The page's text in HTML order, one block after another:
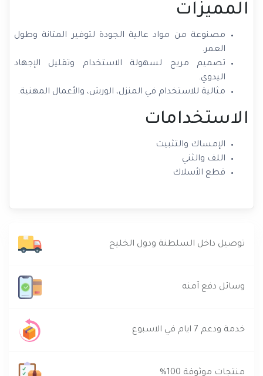
المميزات
مصنوعة من مواد عالية الجودة لتوفير المتانة وطول
العمر.
تصميم مريح لسهولة الاستخدام وتقليل الإجهاد
اليدوي.
مثالية للاستخدام في المنزل، الورش، والأعمال المهنية.
الاستخدامات
الإمساك والتثبيت
اللف والثني
قطع الأسلاك
توصيل داخل السلطنة ودول الخليج
وسائل دفع آمنه
خدمة ودعم 7 ايام في الاسبوع
منتجات موثوقة 100%